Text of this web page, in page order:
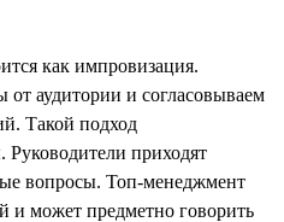
как импровизация.
аудитории и согласовываем
Такой подход
Руководители приходят
вопросы. Топ-менеджмент
и может предметно говорить